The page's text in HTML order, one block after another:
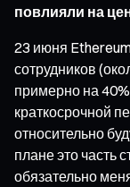
повлияли на
23 июня
сотрудников
примерно на
краткосрочной
относительно
плане это часть
обязательно